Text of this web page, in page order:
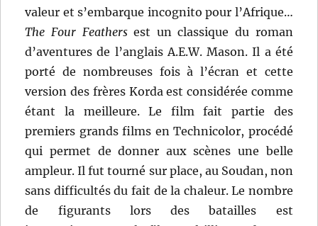
valeur et s’embarque incognito pour l’Afrique…
The Four Feathersest un classique du roman
d’aventures de l’anglais A.E.W. Mason. Il a été
porté de nombreuses fois à l’écran et cette
version des frères Korda est considérée comme
étant la meilleure. Le film fait partie des
premiers grands films en Technicolor, procédé
qui permet de donner aux scènes une belle
ampleur. Il fut tourné sur place, au Soudan, non
sans difficultés du fait de la chaleur. Le nombre
de figurants lors des batailles est